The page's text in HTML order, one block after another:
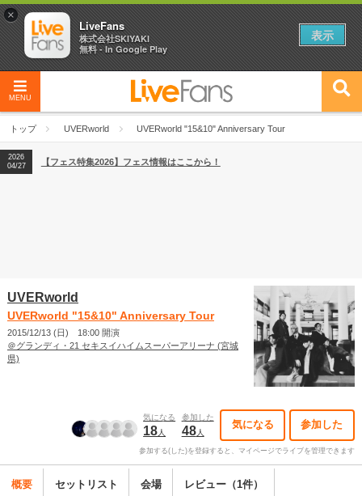
MENU
トップ UVERworld UVERworld "15&10" Anniversary Tour
2026
04/27
2026
【ライブ動員ランキング】2026年上半期編発表！
2026
04/27
【フェス特集2026】フェス情報はここから！
UVERworld
UVERworld "15&10" Anniversary Tour
2015/12/13 (日) 18:00 開演
＠グランディ・21 セキスイハイムスーパーアリーナ (宮城
県)
気になる
18人
参加した
48人
気になる 参加した
参加する(した)を登録すると、マイページでライブを管理できます
概要 セットリスト 会場 レビュー（1件）
×
LiveFans
株式会社SKIYAKI
無料 - In Google Play
表示